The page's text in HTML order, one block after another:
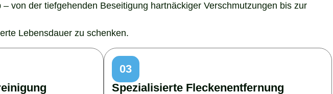
– von der tiefgehenden Beseitigung hartnäckiger Verschmutzungen bis zur
Lebensdauer zu schenken.
03
Spezialisierte Fleckenentfernung